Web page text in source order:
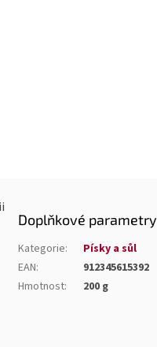
Doplňkové parametry
Kategorie:
Písky a sůl
EAN:
912345615392
Hmotnost: 200 g